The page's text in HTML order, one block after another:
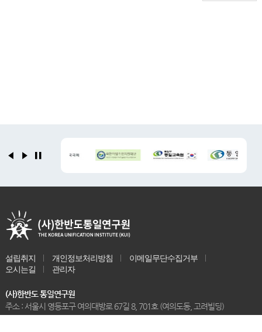
설립취지 개인정보처리방침
이메일무단수집거부
오시는길
관리자
(사)한반도 통일연구원
주소 : 서울시 영등포구 여의대방로 67길 8, 701호 (여의도동, 고려빌딩)